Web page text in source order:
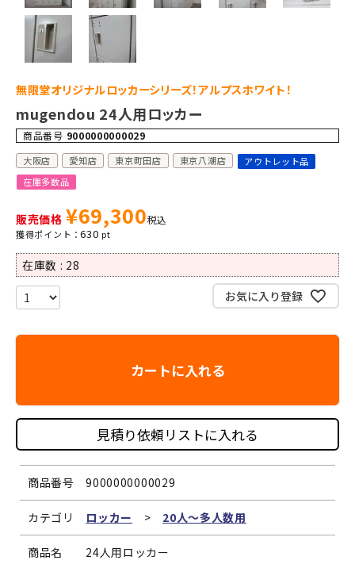
無限堂オリジナルロッカーシリーズ！アルプスホワイト！
mugendou 24人用ロッカー
商品番号 9000000000029
大阪店 愛知店 東京町田店 東京八潮店
アウトレット品
在庫多数品
販売価格 ¥69,300税込
630
在庫数
28
お気に入り登録
カートに入れる
見積り依頼リストに入れる
商品番号 9000000000029
カテゴリ ロッカー > 20人～多人数用
商品名 24人用ロッカー